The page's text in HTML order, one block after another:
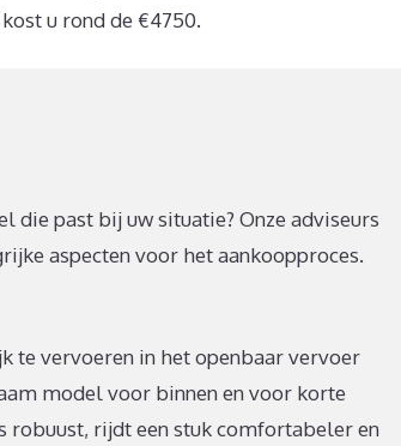
u rond de €4750.
past bij uw situatie? Onze adviseurs
aspecten voor het aankoopproces.
te vervoeren in het openbaar vervoer
model voor binnen en voor korte
robuust, rijdt een stuk comfortabeler en